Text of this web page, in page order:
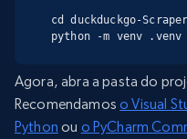
cd duckduckgo-Scraper
python -m venv .venv
Agora, abra a pasta do
Recomendamoso Visual
Python ou o PyCharm